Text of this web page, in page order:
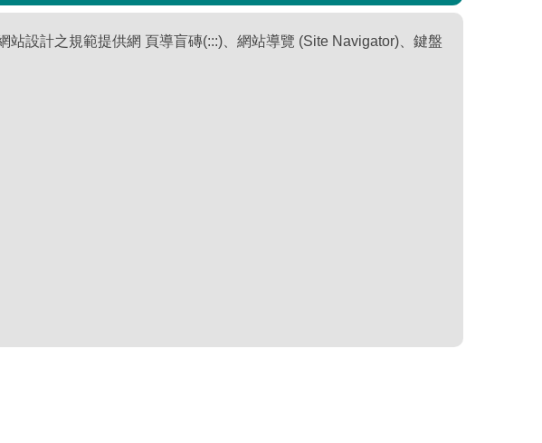
設計之規範提供網 頁導盲磚(:::)、網站導覽 (Site Navigator)、鍵盤